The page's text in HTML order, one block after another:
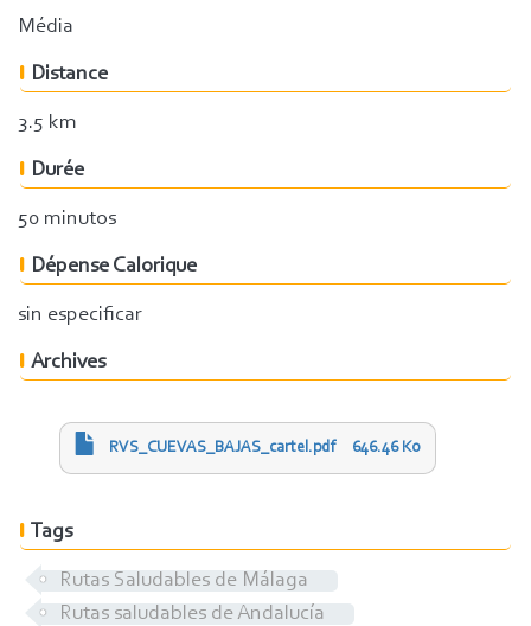
Média
Distance
3.5 km
Durée
50 minutos
Dépense Calorique
sin especificar
Archives
RVS_CUEVAS_BAJAS_cartel.pdf 646.46 Ko
Tags
Rutas Saludables de Málaga
Rutas saludables de Andalucía